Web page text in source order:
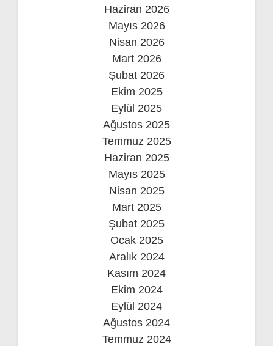
Haziran 2026
Mayıs 2026
Nisan 2026
Mart 2026
Şubat 2026
Ekim 2025
Eylül 2025
Ağustos 2025
Temmuz 2025
Haziran 2025
Mayıs 2025
Nisan 2025
Mart 2025
Şubat 2025
Ocak 2025
Aralık 2024
Kasım 2024
Ekim 2024
Eylül 2024
Ağustos 2024
Temmuz 2024